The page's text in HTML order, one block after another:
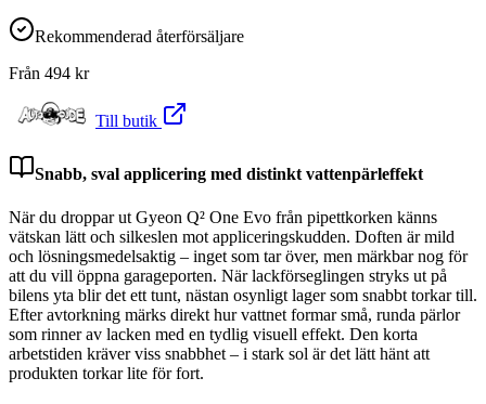
Rekommenderad återförsäljare
Från 494 kr
Till butik
Snabb, sval applicering med distinkt vattenpärleffekt
När du droppar ut Gyeon Q² One Evo från pipettkorken känns
vätskan lätt och silkeslen mot appliceringskudden. Doften är mild
och lösningsmedelsaktig – inget som tar över, men märkbar nog för
att du vill öppna garageporten. När lackförseglingen stryks ut på
bilens yta blir det ett tunt, nästan osynligt lager som snabbt torkar till.
Efter avtorkning märks direkt hur vattnet formar små, runda pärlor
som rinner av lacken med en tydlig visuell effekt. Den korta
arbetstiden kräver viss snabbhet – i stark sol är det lätt hänt att
produkten torkar lite för fort.